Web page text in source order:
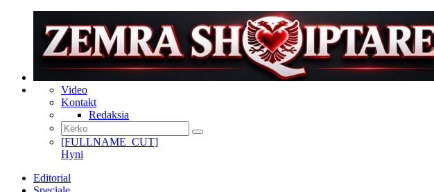
Video
Kontakt
Redaksia
[FULLNAME_CUT]
Hyni
Editorial